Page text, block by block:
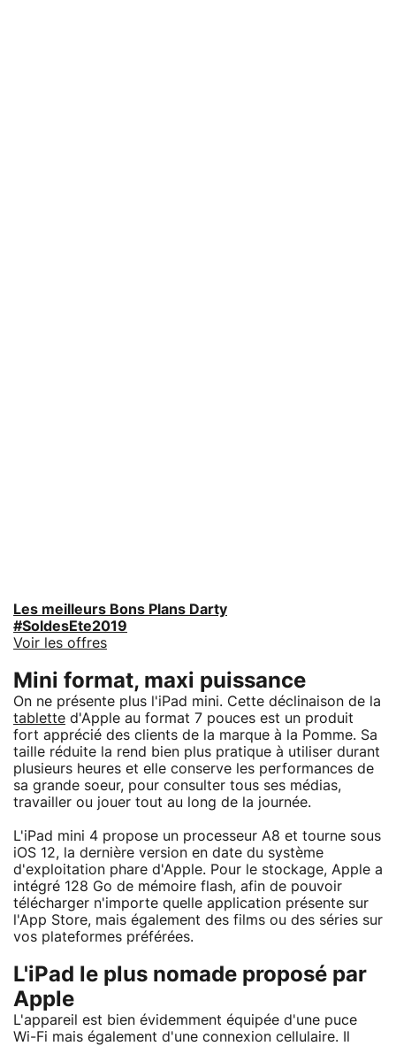
Les meilleurs Bons Plans Darty
#SoldesEte2019
Voir les offres
Mini format, maxi puissance
On ne présente plus l'iPad mini. Cette déclinaison de la
tablette d'Apple au format 7 pouces est un produit
fort apprécié des clients de la marque à la Pomme. Sa
taille réduite la rend bien plus pratique à utiliser durant
plusieurs heures et elle conserve les performances de
sa grande soeur, pour consulter tous ses médias,
travailler ou jouer tout au long de la journée.
L'iPad mini 4 propose un processeur A8 et tourne sous
iOS 12, la dernière version en date du système
d'exploitation phare d'Apple. Pour le stockage, Apple a
intégré 128 Go de mémoire flash, afin de pouvoir
télécharger n'importe quelle application présente sur
l'App Store, mais également des films ou des séries sur
vos plateformes préférées.
L'iPad le plus nomade proposé par
Apple
L'appareil est bien évidemment équipée d'une puce
Wi-Fi mais également d'une connexion cellulaire. Il